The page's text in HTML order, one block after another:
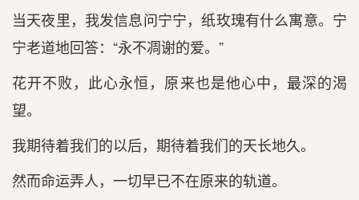
当天夜里，我发信息问宁宁，纸玫瑰有什么寓意。宁
宁老道地回答：“永不凋谢的爱。”
花开不败，此心永恒，原来也是他心中，最深的渴
望。
我期待着我们的以后，期待着我们的天长地久。
然而命运弄人，一切早已不在原来的轨道。